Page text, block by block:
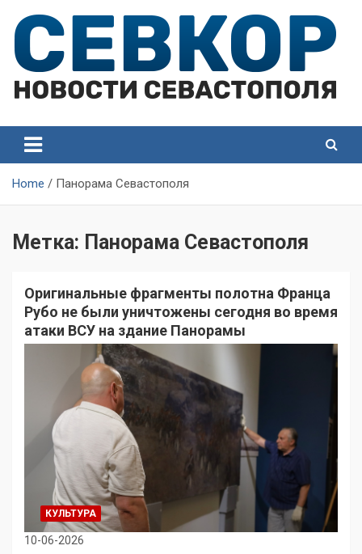
content
Севастополя
Севастополя
Home Панорама Севастополя
Метка: Панорама Севастополя
Оригинальные фрагменты полотна Франца
Рубо не были уничтожены сегодня во время
атаки ВСУ на здание Панорамы
КУЛЬТУРА
10-06-2026